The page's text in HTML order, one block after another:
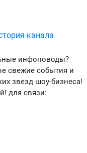
канала
инфоповоды?
свежие события и
звезд шоу-бизнеса!
для связи: